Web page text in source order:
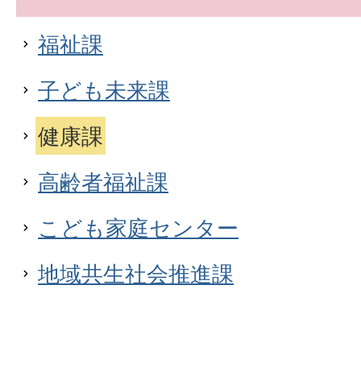
福祉課
子ども未来課
健康課
高齢者福祉課
こども家庭センター
地域共生社会推進課